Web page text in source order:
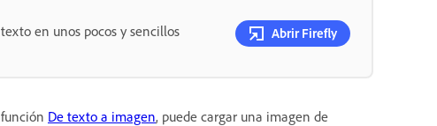
en unos pocos y sencillos
Abrir Firefly
De texto a imagen, puede cargar una imagen de